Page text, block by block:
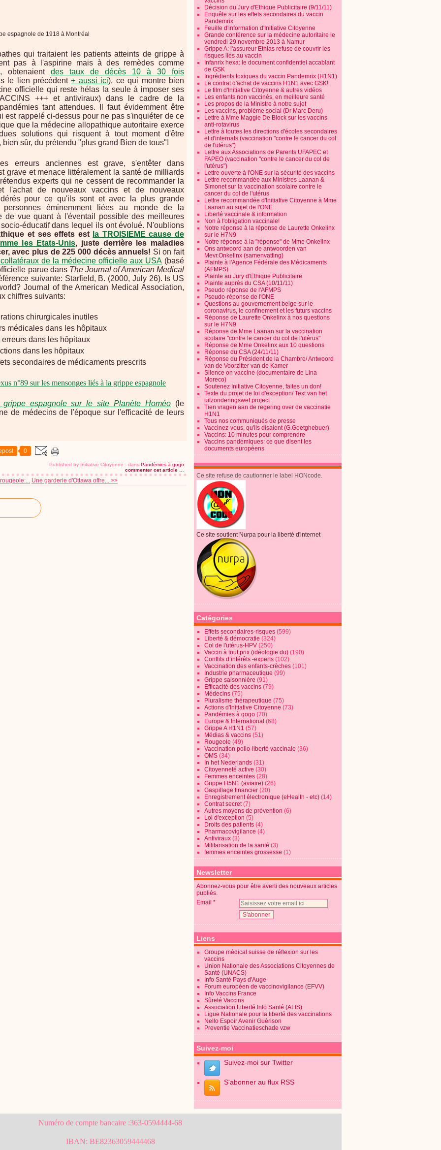
espagnole de 1918 à Montréal
qui traitaient les patients atteints de grippe à
pas à l'aspirine mais à des remèdes comme
obtenaient des taux de décès 10 à 30 fois
le lien précédent+ aussi ici), ce qui montre bien
officielle qui reste hélas la seule à imposer ses
+++ et antiviraux) dans le cadre de la
tant attendues. Il faut évidemment être
est rappelé ci-dessus pour ne pas s'inquiéter de ce
que la médecine allopathique autoritaire exerce
solutions qui risquent à tout moment d'être
sûr, du prétendu "plus grand Bien de tous"!
erreurs anciennes est grave, s'entêter dans
grave et menace littéralement la santé de milliards
experts qui ne cessent de recommander la
l'achat de nouveaux vaccins et de nouveaux
pour ce qu'ils sont et avec la plus grande
personnes éminemment liées au monde de la
de vue quant à l'éventail possible des meilleures
éducatif dans lequel ils ont évolué. N'oublions
et ses effets est la TROISIEME cause de
les Etats-Unis, juste derrière les maladies
avec plus de 225 000 décès annuels! Si on fait
de la médecine officielle aux USA (basé
parue dans The Journal of American Medical
suivante: Starfield, B. (2000, July 26). Is US
Journal of the American Medical Association,
chiffres suivants:
chirurgicales inutiles
médicales dans les hôpitaux
dans les hôpitaux
dans les hôpitaux
secondaires de médicaments prescrits
n°89 sur les mensonges liés à la grippe espagnole
grippe espagnole sur le site Planète Homéo (le
de médecins de l'époque sur l'efficacité de leurs
0
Published by Initiative Citoyenne - dans Pandémies à gogo
commenter cet article
Une garderie d'Ottawa offre... >>
Décision du Jury d'Ethique Publicitaire (9/11/11)
Enquête sur les effets secondaires du vaccin
Pandemrix
Feuille d'information d'Initiative Citoyenne
Grande conférence sur la médecine autoritaire le
vendredi 29 novembre 2013 à Namur
Grippe A: l'assureur Ethias refuse de couvrir les
risques liés au vaccin
Infanrix hexa: le document confidentiel accablant
de GSK
Ingrédients toxiques du vaccin Pandemrix (H1N1)
Le contrat d'achat de vaccins H1N1 avec GSK!
Le film d'Initiative Citoyenne & autres vidéos
Les enfants non vaccinés, en meilleure santé
Les propos de la Ministre à notre sujet
Les vaccins, problème social (Dr Marc Deru)
Lettre à Mme Maggie De Block sur les vaccins
anti-rotavirus
Lettre à toutes les directions d'écoles secondaires
et d'internats (vaccination "contre le cancer du col
de l'utérus")
Lettre aux Associations de Parents UFAPEC et
FAPEO (vaccination "contre le cancer du col de
l'utérus")
Lettre ouverte à l'ONE sur la sécurité des vaccins
Lettre recommandée aux Ministres Laanan &
Simonet sur la vaccination scolaire contre le
cancer du col de l'utérus
Lettre recommandée d'Initiative Citoyenne à Mme
Laanan au sujet de l'ONE
Liberté vaccinale & information
Non à l'obligation vaccinale!
Notre réponse à la réponse de Laurette Onkelinx
sur le H7N9
Notre réponse à la "réponse" de Mme Onkelinx
Ons antwoord aan de antwoorden van
Mevr.Onkelinx (samenvatting)
Plainte à l'Agence Fédérale des Médicaments
(AFMPS)
Plainte au Jury d'Ethique Publicitaire
Plainte auprès du CSA (10/11/11)
Pseudo réponse de l'AFMPS
Pseudo-réponse de l'ONE
Questions au gouvernement belge sur le
coronavirus, le confinement et les futurs vaccins
Réponse de Laurette Onkelinx à nos questions
sur le H7N9
Réponse de Mme Laanan sur la vaccination
scolaire "contre le cancer du col de l'utérus"
Réponse de Mme Onkelinx aux 10 questions
Réponse du CSA (24/11/11)
Réponse du Président de la Chambre/ Antwoord
van de Voorzitter van de Kamer
Silence on vaccine (documentaire de Lina
Moreco)
Soutenez Initiative Citoyenne, faites un don!
Texte du projet de loi d'exception/ Text van het
uitzonderingswet project
Tien vragen aan de regering over de vaccinatie
H1N1
Tous nos communiqués de presse
Vaccinez-vous, qu'ils disaient (G.Goetghebuer)
Vaccins: 10 minutes pour comprendre
Vaccins pandémiques: ce que disent les
documents européens
Ce site refuse de cautionner le label HONcode.
Ce site soutient Nurpa pour la liberté d'internet
Catégories
Effets secondaires-risques (599)
Liberté & démocratie (324)
Col de l'utérus-HPV (250)
Vaccin à tout prix (idéologie du) (190)
Conflits d’intérêts -experts (102)
Vaccination des enfants-crèches (101)
Industrie pharmaceutique (99)
Grippe saisonnière (91)
Efficacité des vaccins (79)
Médecins (75)
Pluralisme thérapeutique (75)
Actions d'Initiative Citoyenne (73)
Pandémies à gogo (70)
Europe & International (68)
Grippe A H1N1 (57)
Médias & vaccins (51)
Rougeole (49)
Vaccination polio-liberté vaccinale (36)
OMS (34)
In het Nederlands (31)
Citoyenneté active (30)
Femmes enceintes (28)
Grippe H5N1 (aviaire) (26)
Gaspillage financier (20)
Enregistrement électronique (eHealth - etc) (14)
Contrat secret(7)
Autres moyens de prévention (6)
Loi d'exception (5)
Droits des patients (4)
Pharmacovigilance (4)
Antiviraux (3)
Militarisation de la santé (3)
femmes enceintes grossesse (1)
Newsletter
Abonnez-vous pour être averti des nouveaux articles
publiés.
Email
Liens
Groupe médical suisse de réflexion sur les
vaccins
Union Nationale des Associations Citoyennes de
Santé (UNACS)
Info Santé Pays d'Auge
Forum européen de vaccinovigilance (EFVV)
Info Vaccins France
Sûreté Vaccins
Association Liberté Info Santé (ALIS)
Ligue Nationale pour la liberté des vaccinations
Nello Espoir Avenir Guérison
Preventie Vaccinatieschade vzw
Suivez-moi
Suivez-moi sur Twitter
S'abonner au flux RSS
Numéro de compte bancaire :363-0594444-68
IBAN: BE82363059444468